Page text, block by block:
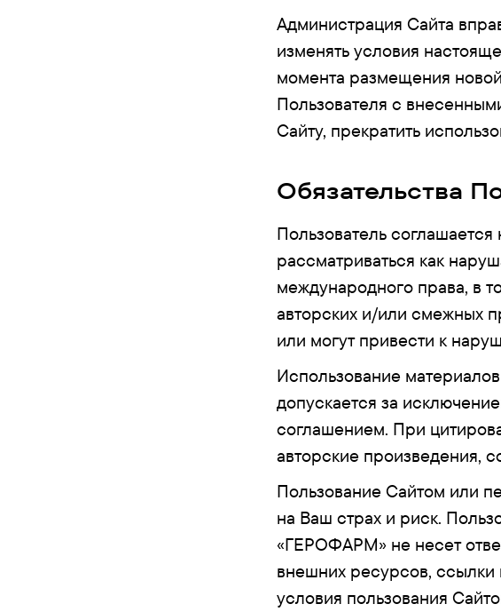
Администрация Сайта
изменять условия
момента размещения
Пользователя с
Сайту, прекратить
Обязательства
Пользователь
рассматриваться как
международного права, в
авторских и/или смежных
или могут привести к
Использование
допускается за
соглашением. При
авторские произведения,
Пользование Сайтом или
на Ваш страх и риск.
«ГЕРОФАРМ» не несет
внешних ресурсов, ссылки
условия пользования